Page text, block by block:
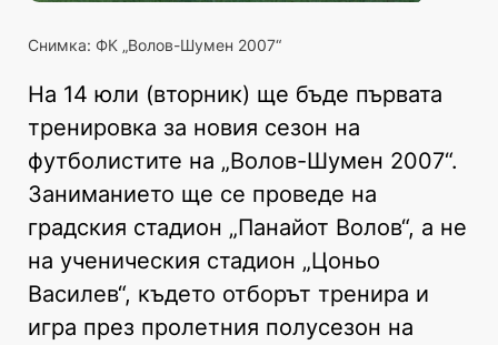
Снимка: ФК „Волов-Шумен 2007“
На 14 юли (вторник) ще бъде първата
тренировка за новия сезон на
футболистите на „Волов-Шумен 2007“.
Заниманието ще се проведе на
градския стадион „Панайот Волов“, а не
на ученическия стадион „Цоньо
Василев“, където отборът тренира и
игра през пролетния полусезон на